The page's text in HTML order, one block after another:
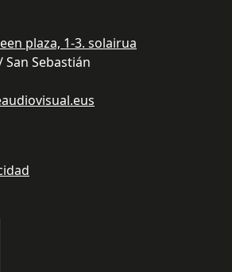
plaza, 1-3. solairua
Sebastián